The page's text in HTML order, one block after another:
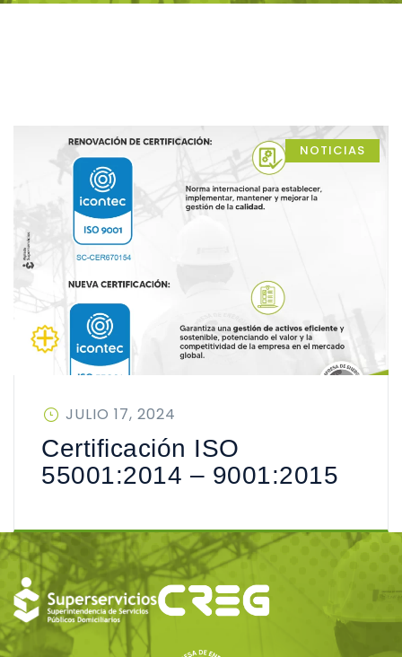
NOTICIAS
PUBLICADO
JULIO 17, 2024
Certificación ISO
55001:2014 – 9001:2015